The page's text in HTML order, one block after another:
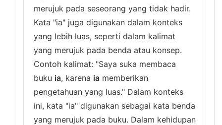
merujuk pada seseorang yang tidak hadir.
Kata "ia" juga digunakan dalam konteks
yang lebih luas, seperti dalam kalimat
yang merujuk pada benda atau konsep.
Contoh kalimat: "Saya suka membaca
buku ia, karena ia memberikan
pengetahuan yang luas." Dalam konteks
ini, kata "ia" digunakan sebagai kata benda
yang merujuk pada buku. Dalam kehidupan